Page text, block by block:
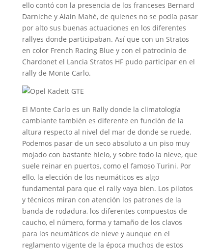
ello contó con la presencia de los franceses Bernard
Darniche y Alain Mahé, de quienes no se podía pasar
por alto sus buenas actuaciones en los diferentes
rallyes donde participaban. Así que con un Stratos
en color French Racing Blue y con el patrocinio de
Chardonet el Lancia Stratos HF pudo participar en el
rally de Monte Carlo.
El Monte Carlo es un Rally donde la climatología
cambiante también es diferente en función de la
altura respecto al nivel del mar de donde se ruede.
Podemos pasar de un seco absoluto a un piso muy
mojado con bastante hielo, y sobre todo la nieve, que
suele reinar en puertos, como el famoso Turini. Por
ello, la elección de los neumáticos es algo
fundamental para que el rally vaya bien. Los pilotos
y técnicos miran con atención los patrones de la
banda de rodadura, los diferentes compuestos de
caucho, el número, forma y tamaño de los clavos
para los neumáticos de nieve y aunque en el
reglamento vigente de la época muchos de estos